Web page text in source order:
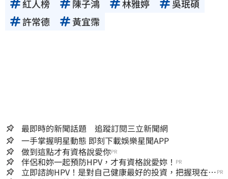
紅人榜 陳子鴻 林雅婷
吳珉碩
許常德
黃宜霈
最即時的新聞話題 追蹤訂閱三立新聞網
一手掌握明星動態 即刻下載娛樂星聞APP
做到這點才有資格說愛你PR
伴侶和妳一起預防HPV，才有資格說愛妳！ PR
立即諮詢HPV！是對自己健康最好的投資，把握現在不 PR